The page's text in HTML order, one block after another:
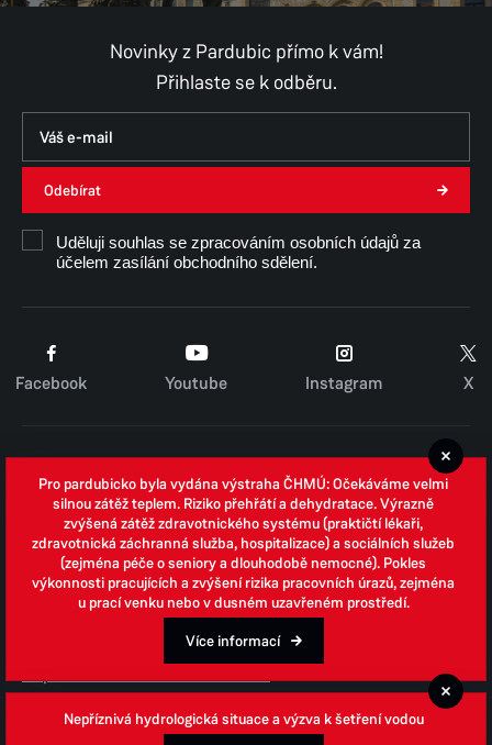
Novinky z Pardubic přímo k vám!
Přihlaste se k odběru.
Odebírat
Uděluji souhlas se zpracováním osobních údajů za
účelem zasílání obchodního sdělení.
Facebook Youtube Instagram X
Zpracování osobních údajů
Whistleblowing
Open data
Povinně zveřejňované informace
Prohlášení o přístupnosti
Jednotné environmentální stanovisko
Pro pardubicko byla vydána výstraha ČHMÚ: Očekáváme velmi
silnou zátěž teplem. Riziko přehřátí a dehydratace. Výrazně
zvýšená zátěž zdravotnického systému (praktičtí lékaři,
zdravotnická záchranná služba, hospitalizace) a sociálních služeb
(zejména péče o seniory a dlouhodobě nemocné). Pokles
výkonnosti pracujících a zvýšení rizika pracovních úrazů, zejména
u prací venku nebo v dusném uzavřeném prostředí.
Více informací
Nepříznivá hydrologická situace a výzva k šetření vodou